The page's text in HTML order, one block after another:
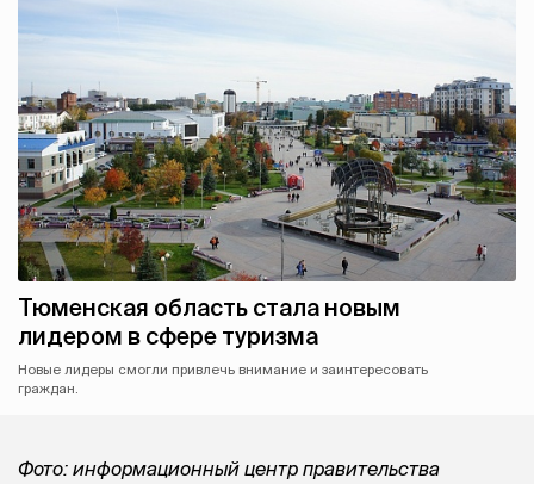
Тюменская область стала новым
лидером в сфере туризма
Новые лидеры смогли привлечь внимание и заинтересовать
граждан.
Фото: информационный центр правительства